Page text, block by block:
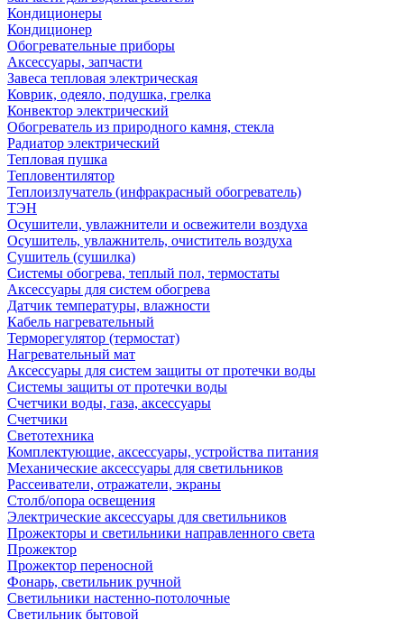
Кондиционеры
Кондиционер
Обогревательные приборы
Аксессуары, запчасти
Завеса тепловая электрическая
Коврик, одеяло, подушка, грелка
Конвектор электрический
Обогреватель из природного камня, стекла
Радиатор электрический
Тепловая пушка
Тепловентилятор
Теплоизлучатель (инфракрасный обогреватель)
ТЭН
Осушители, увлажнители и освежители воздуха
Осушитель, увлажнитель, очиститель воздуха
Сушитель (сушилка)
Системы обогрева, теплый пол, термостаты
Аксессуары для систем обогрева
Датчик температуры, влажности
Кабель нагревательный
Терморегулятор (термостат)
Нагревательный мат
Аксессуары для систем защиты от протечки воды
Системы защиты от протечки воды
Счетчики воды, газа, аксессуары
Счетчики
Светотехника
Комплектующие, аксессуары, устройства питания
Механические аксессуары для светильников
Рассеиватели, отражатели, экраны
Столб/опора освещения
Электрические аксессуары для светильников
Прожекторы и светильники направленного света
Прожектор
Прожектор переносной
Фонарь, светильник ручной
Светильники настенно-потолочные
Светильник бытовой